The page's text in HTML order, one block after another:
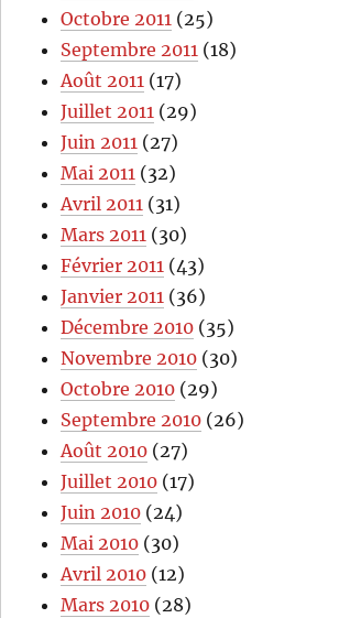
Octobre 2011 (25)
Septembre 2011 (18)
Août 2011 (17)
Juillet 2011 (29)
Juin 2011 (27)
Mai 2011 (32)
Avril 2011 (31)
Mars 2011 (30)
Février 2011 (43)
Janvier 2011 (36)
Décembre 2010 (35)
Novembre 2010 (30)
Octobre 2010 (29)
Septembre 2010 (26)
Août 2010 (27)
Juillet 2010 (17)
Juin 2010 (24)
Mai 2010 (30)
Avril 2010 (12)
Mars 2010 (28)